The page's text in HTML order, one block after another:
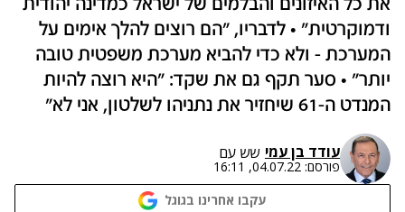
את כל האיזונים והבלמים של ישראל כמדינה יהודית
ודמוקרטית" • לדבריו, "הם רוצים להלך אימים על
המערכת - ולא כדי להביא מערכת משפטית טובה
יותר" • סער תקף גם את שקד: "היא רוצה להיות
המנדט ה-61 שיחזיר את נתניהו לשלטון, אני לא"
עודד בן עמי שש עם
פורסם: 04.07.22, 16:11
עקבו אחרינו בגוגל